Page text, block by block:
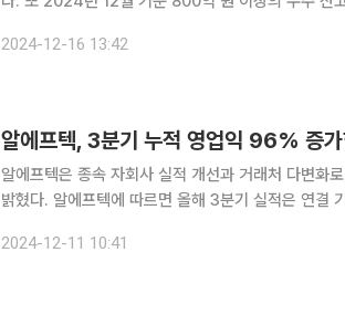
업 다각화를 위해 약 150억 원의 투자로 지분
2024-12-16 13:42
알에프텍, 3분기 누적 영업익 96% 증
알에프텍은 종속 자회사 실적 개선과 거래처 다변화
밝혔다. 알에프텍에 따르면 올해 3분기 실적은 연결 기준 누적 매출액 전년보다 16.8% 증가한
에프텍 측은 "주력 제품인 TA(휴대폰충전기), DLC(
2024-12-11 10:41